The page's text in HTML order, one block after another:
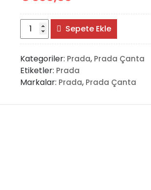
Prada
Symbole
Jacquard
Fabric
Handbag
adet
Sepete Ekle
Kategoriler: Prada, Prada Çanta
Etiketler: Prada
Markalar: Prada, Prada Çanta